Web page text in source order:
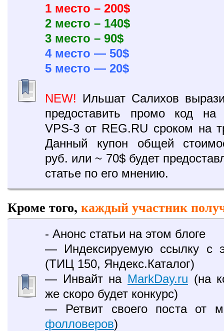
1 место – 200$
2 место – 140$
3 место – 90$
4 место — 50$
5 место — 20$
NEW! Ильшат Салихов
предоставить промо код на
VPS-3 от REG.RU сроком на
Данный купон общей
руб. или ~ 70$ будет
статье по его мнению.
Кроме того, каждый участник
- Анонс статьи на этом блоге
— Индексируемую ссылку с
(ТИЦ 150, Яндекс.Каталог)
— Инвайт на MarkDay.ru (на
же скоро будет конкурс)
— Ретвит своего поста от
фолловеров)